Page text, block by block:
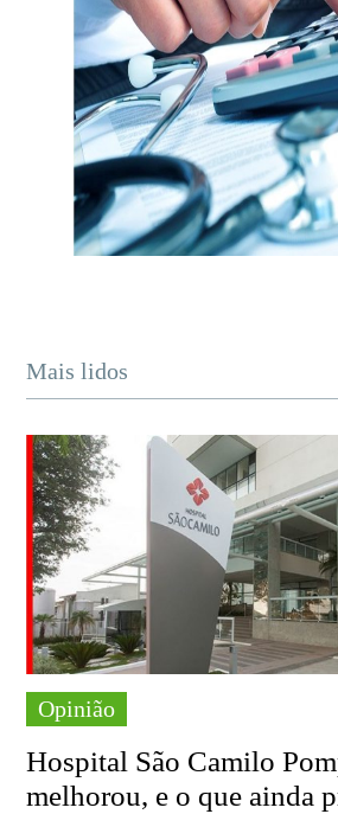
Mais lidos
Opinião
Hospital São Camilo
melhorou, e o que ainda